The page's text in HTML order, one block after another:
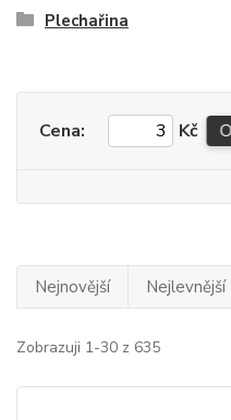
Plechařina
Cena: Kč
Nejnovější Nejlevnější
Zobrazuji 1-30 z 635